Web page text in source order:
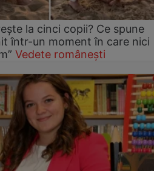
la cinci copii? Ce spune
într-un moment în care nici
Vedete românești